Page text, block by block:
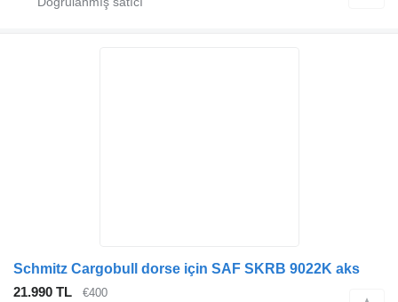
Schmitz Cargobull dorse için SAF SKRB 9022K aks
21.990 TL
€400